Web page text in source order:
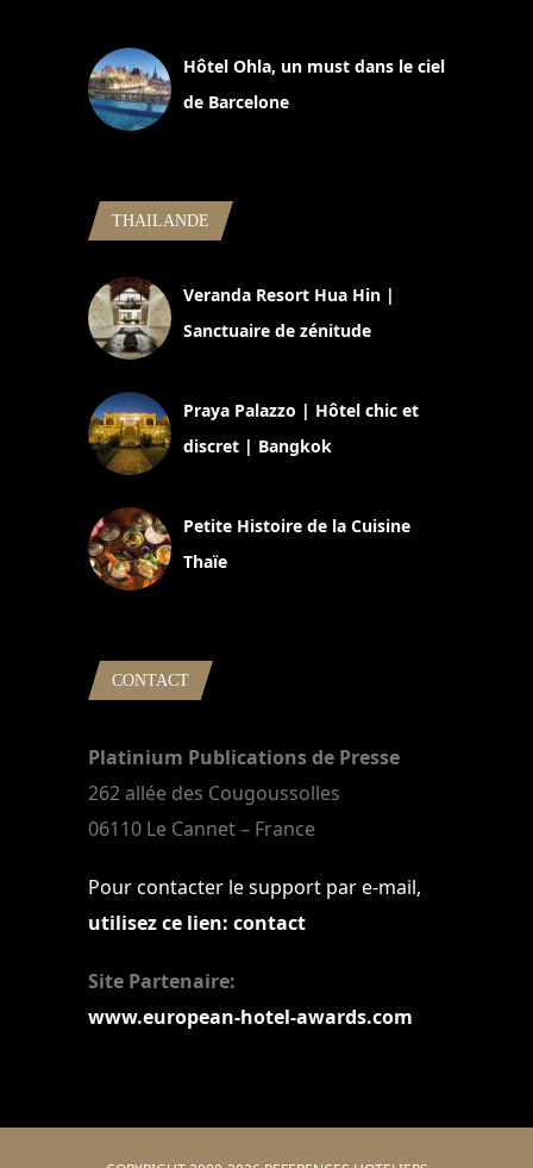
Hôtel Ohla, un must dans le ciel
de Barcelone
THAILANDE
Veranda Resort Hua Hin |
Sanctuaire de zénitude
Praya Palazzo | Hôtel chic et
discret | Bangkok
Petite Histoire de la Cuisine
Thaïe
CONTACT
Platinium Publications de Presse
262 allée des Cougoussolles
06110 Le Cannet – France
Pour contacter le support par e-mail,
utilisez ce lien: contact
Site Partenaire:
www.european-hotel-awards.com